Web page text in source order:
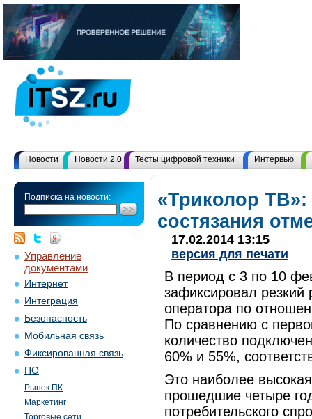
Новости Новости 2.0 Тесты цифровой техники Интервью
Подписка на новости:
Управление
документами
Интернет
Интеграция
Безопасность
Мобильная связь
Фиксированная связь
ПО
Рынок ПК
Маркетинг
Торговые сети
«Триколор
состязания
17.02.2014 13:15
версия для печати
В период с 3 по 10
зафиксировал резкий
оператора по
По сравнению с
количество
60% и 55%,
Это наиболее
прошедшие четыре
потребительского